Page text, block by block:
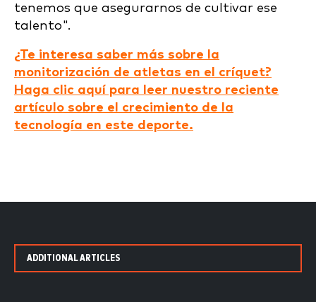
tenemos que asegurarnos de cultivar ese
talento".
¿Te interesa saber más sobre la
monitorización de atletas en el críquet?
Haga clic aquí para leer nuestro reciente
artículo sobre el crecimiento de la
tecnología en este deporte.
ADDITIONAL ARTICLES